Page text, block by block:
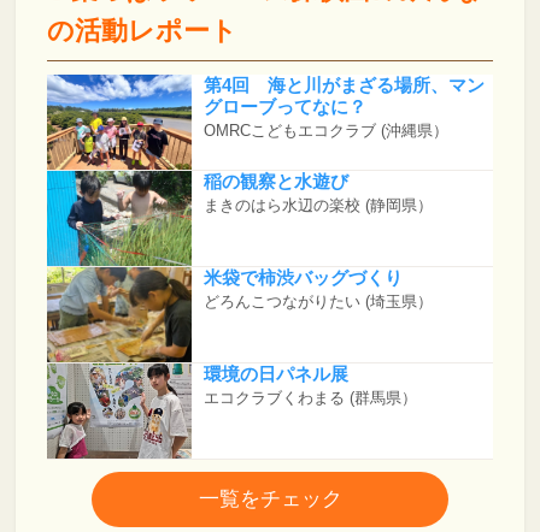
の活動レポート
第4回 海と川がまざる場所、マン
グローブってなに？
OMRCこどもエコクラブ (沖縄県）
稲の観察と水遊び
まきのはら水辺の楽校 (静岡県）
米袋で柿渋バッグづくり
どろんこつながりたい (埼玉県）
環境の日パネル展
エコクラブくわまる (群馬県）
一覧をチェック